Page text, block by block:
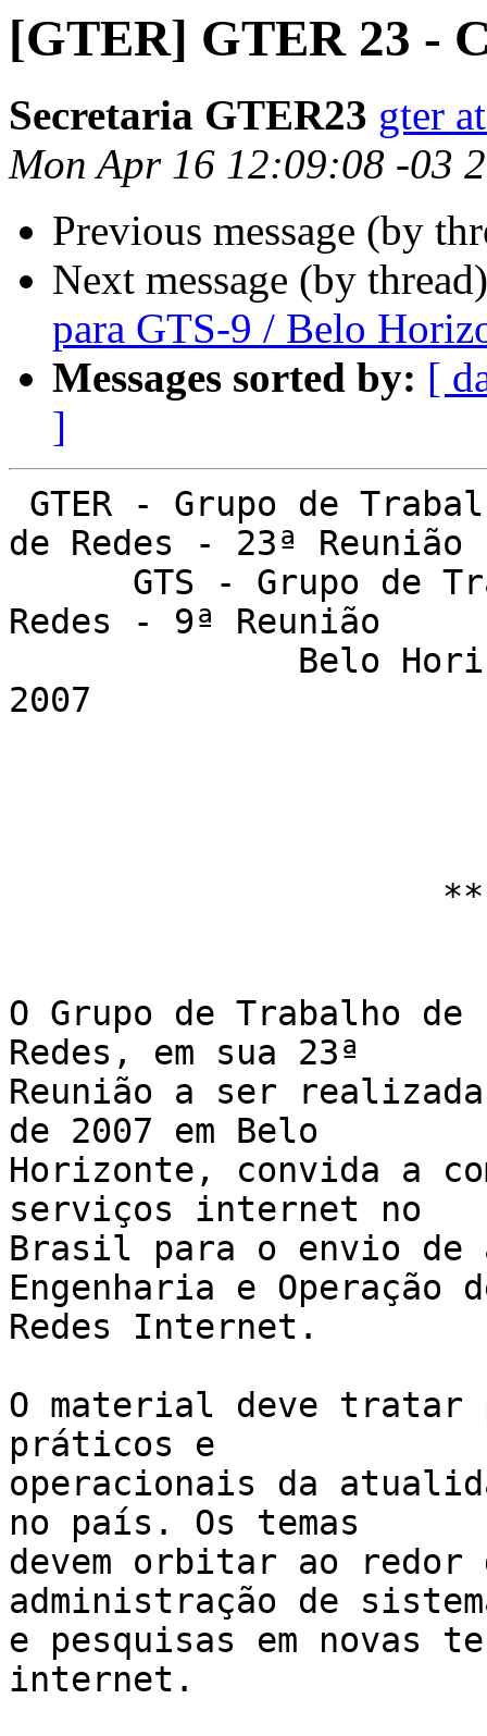
[GTER] GTER 23 -
Secretaria GTER23 gter
Mon Apr 16 12:09:08 -03
Previous message (by
Next message (by
para GTS-9 / Belo
Messages sorted by: [
]
de Redes - 23ª Reunião
Redes - 9ª Reunião
2007
O Grupo de Trabalho de
Redes, em sua 23ª
Reunião a ser
de 2007 em Belo
Horizonte, convida a
serviços internet no
Brasil para o envio de
Engenharia e Operação
Redes Internet.
O material deve tratar
práticos e
operacionais da
no país. Os temas
devem orbitar ao redor
administração de
e pesquisas em novas
internet.